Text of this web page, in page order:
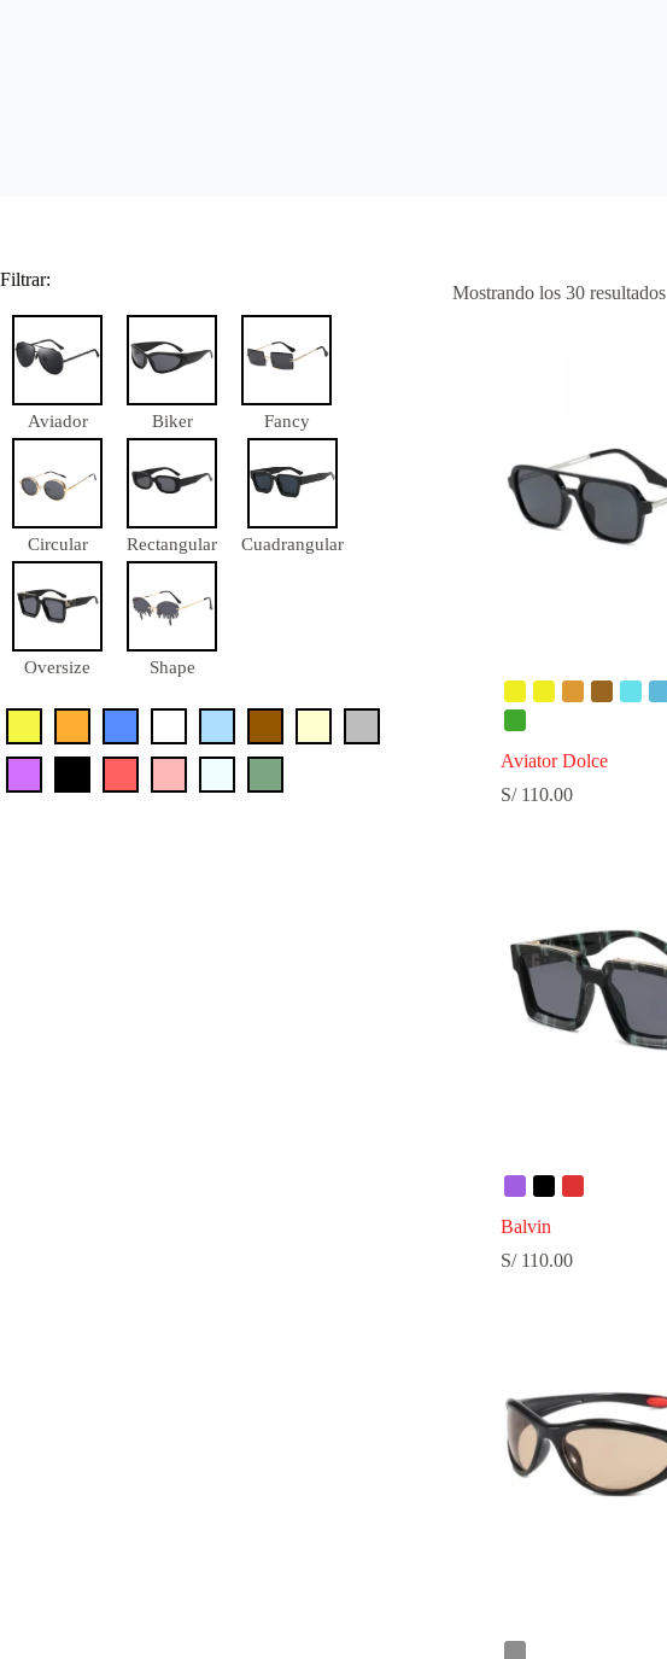
Mostrando los 30 resultados
Aviator Dolce
S/110.00
Balvin
S/110.00
Filtrar:
Aviador Biker Fancy
Circular Rectangular Cuadrangular
Oversize Shape